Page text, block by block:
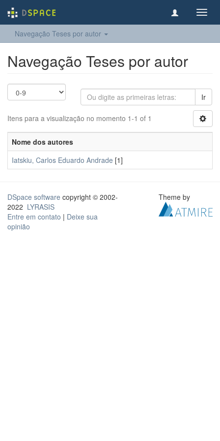
Navegação Teses por autor
Navegação Teses por autor
Ir
Itens para a visualização no momento 1-1 of 1
Nome dos autores
Iatskiu, Carlos Eduardo Andrade [1]
DSpace software copyright © 2002-
2022 LYRASIS
Entre em contato | Deixe sua
opinião
Theme by